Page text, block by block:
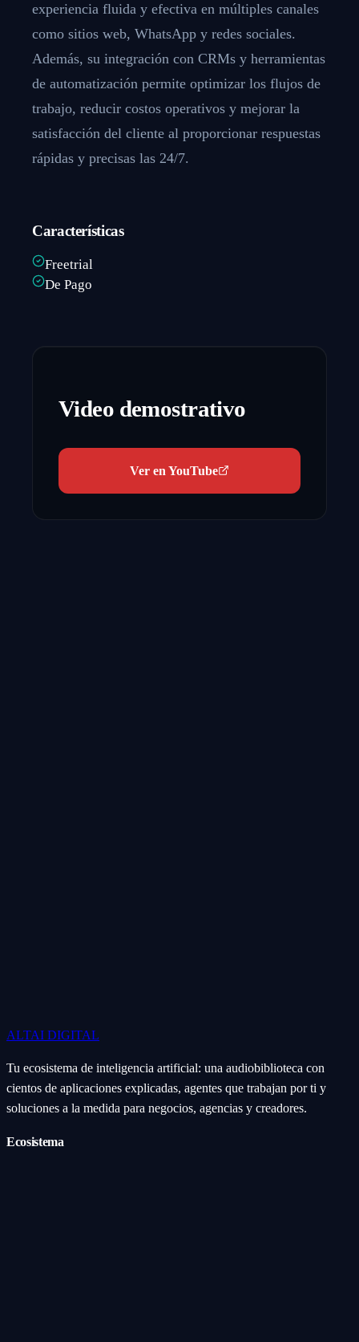
experiencia fluida y efectiva en múltiples canales
como sitios web, WhatsApp y redes sociales.
Además, su integración con CRMs y herramientas
de automatización permite optimizar los flujos de
trabajo, reducir costos operativos y mejorar la
satisfacción del cliente al proporcionar respuestas
rápidas y precisas las 24/7.
Características
Freetrial
De Pago
Video demostrativo
Ver en YouTube
ALTAI DIGITAL
Tu ecosistema de inteligencia artificial: una audiobiblioteca con
cientos de aplicaciones explicadas, agentes que trabajan por ti y
soluciones a la medida para negocios, agencias y creadores.
Ecosistema